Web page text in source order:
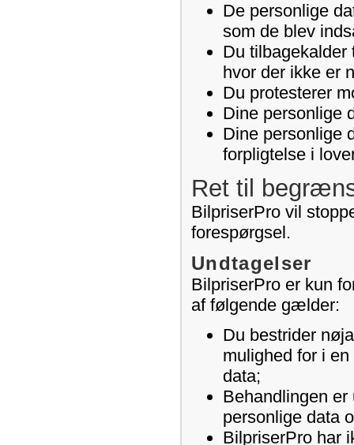
De personlige
som de blev
Du tilbagekalder
hvor der ikke er
Du protesterer
Dine personlige
Dine personlige
forpligtelse i
Ret til
BilpriserPro vil
forespørgsel.
Undtagelser
BilpriserPro er kun
af følgende gælder:
Du bestrider
mulighed for i
data;
Behandlingen
personlige data
BilpriserPro har